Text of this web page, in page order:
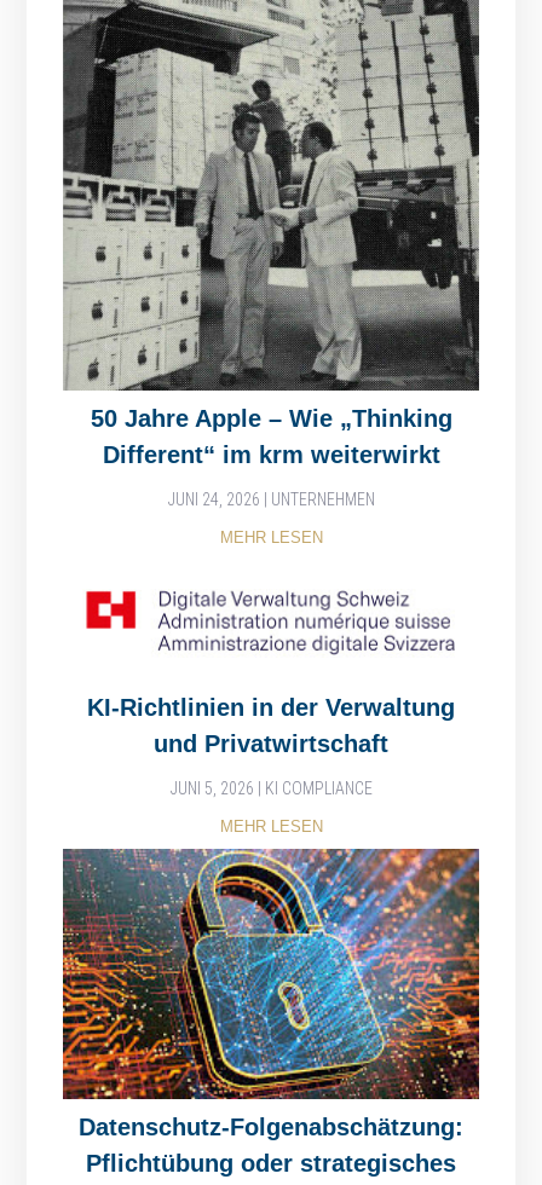
50 Jahre Apple – Wie „Thinking
Different“ im krm weiterwirkt
JUNI 24, 2026 UNTERNEHMEN
MEHR LESEN
KI-Richtlinien in der Verwaltung
und Privatwirtschaft
JUNI 5, 2026 KI COMPLIANCE
MEHR LESEN
Datenschutz-Folgenabschätzung:
Pflichtübung oder strategisches